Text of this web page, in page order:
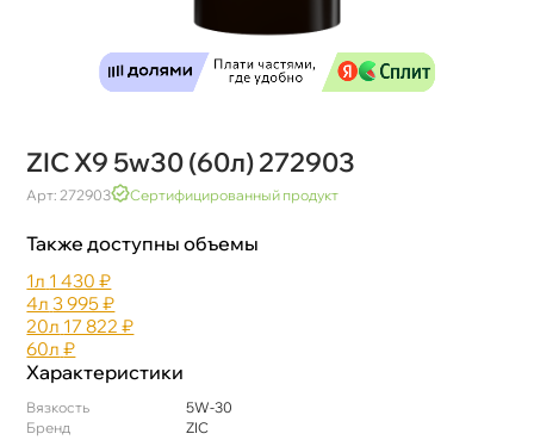
ZIC X9 5w30 (60л) 272903
Арт: 272903 Сертифицированный продукт
Также доступны объемы
1л 1 430 ₽
4л 3 995 ₽
20л 17 822 ₽
60л ₽
Характеристики
язкость
5W-30
Бренд
ZIC